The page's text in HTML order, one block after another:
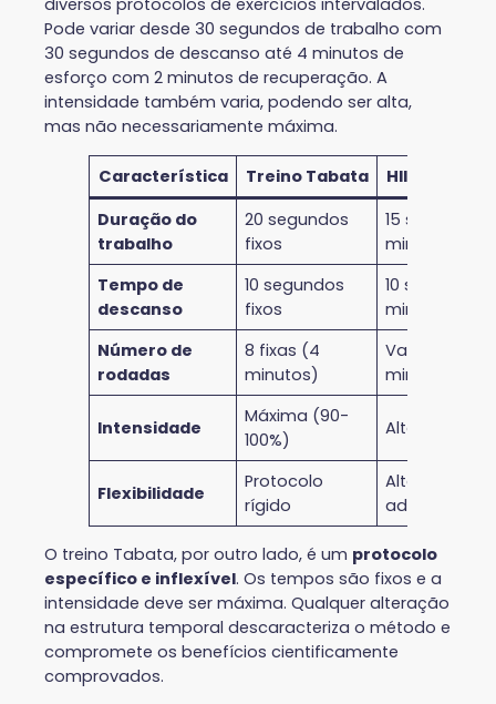
diversos protocolos de exercícios intervalados.
Pode variar desde 30 segundos de trabalho com
30 segundos de descanso até 4 minutos de
esforço com 2 minutos de recuperação. A
intensidade também varia, podendo ser alta,
mas não necessariamente máxima.
Característica Treino Tabata
HIIT
Duração do
trabalho
20 segundos
fixos
15 segundos
minutos
Tempo de
descanso
10 segundos
fixos
10 segundos
minutos
Número de
rodadas
8 fixas (4
minutos)
Variável (15-
minutos)
Intensidade
Máxima (90-
100%)
Alta (80-
Flexibilidade
Protocolo
rígido
Altamente
adaptável
O treino Tabata, por outro lado, é um protocolo
específico e inflexível. Os tempos são fixos e a
intensidade deve ser máxima. Qualquer alteração
na estrutura temporal descaracteriza o método e
compromete os benefícios cientificamente
comprovados.